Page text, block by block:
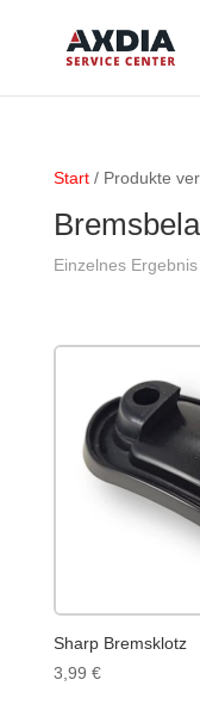
Start/ Produkte
Einzelnes
Sharp Bremsklotz
3,99 €